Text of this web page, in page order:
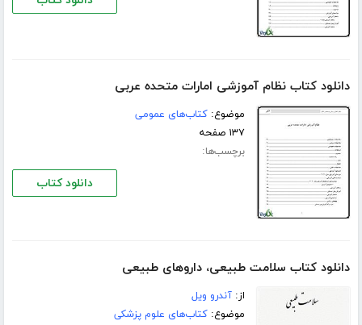
دانلود کتاب نظام آموزشی امارات متحده عربی
موضوع:کتاب‌های عمومی
۱۳۷ صفحه
برچسب‌ها:
دانلود کتاب
دانلود کتاب سلامت طبیعی، داروهای طبیعی
از:آندرو ویل
موضوع:کتاب‌های علوم پزشکی